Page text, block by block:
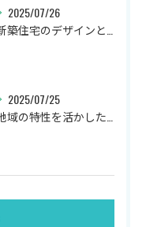
2025/07/26
2025/07/25